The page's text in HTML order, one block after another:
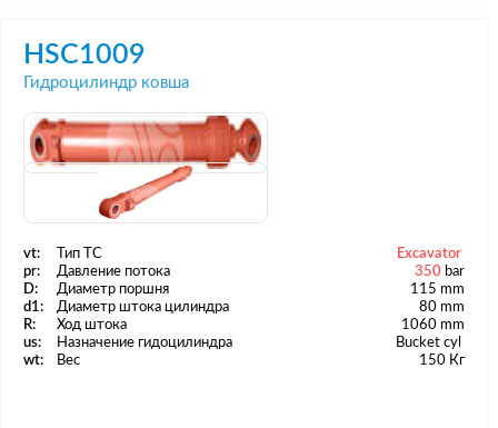
HSC1009
Гидроцилиндр ковша
vt: Тип ТС
Excavator
pr:
Давление потока 350 bar
D:
Диаметр поршня
115 mm
d1:
Диаметр штока цилиндра
80 mm
R:
Ход штока
1060 mm
us:
Назначение гидоцилиндра
Bucket cyl
wt:
Вес 150 Кг